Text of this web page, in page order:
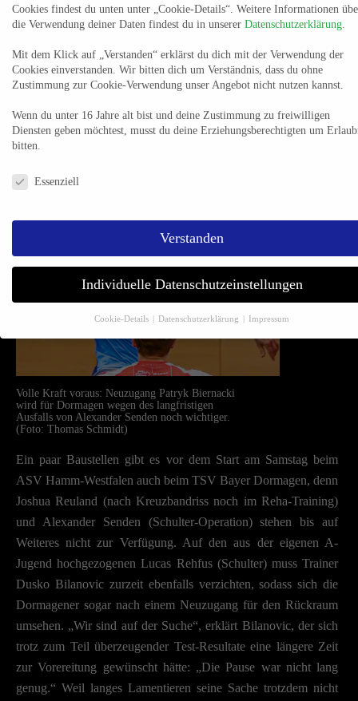
Weil die Essener aber nicht von jetzt auf gleich den zum HC
wichtigen Kreisläufer Tim Zechel voll ersetzen können, muss
TuSEM erst recht über eine geschlossene Teamleistung
ist, macht die Aufgabe nicht einfacher – ohne dass Naji sich
damit lange aufhalten mag: „Wir wollen das tun, was wir
Volle Kraft voraus: Neuzugang Patryk Biernacki
wird für Dormagen wegen des langfristigen
Ausfalls von Alexander Senden noch wichtiger.
(Foto: Thomas Schmidt)
Ein paar Baustellen gibt es vor dem Start am Samstag beim
ASV Hamm-Westfalen auch beim TSV Bayer Dormagen, denn
Joshua Reuland (nach Kreuzbandriss noch im Reha-Training)
und Alexander Senden (Schulter-Operation) stehen bis auf
Weiteres nicht zur Verfügung. Auf den aus der eigenen A-
Jugend hochgezogenen Lucas Rehfus (Schulter) muss Trainer
Dusko Bilanovic zurzeit ebenfalls verzichten, sodass sich die
Dormagener sogar nach einem Neuzugang für den Rückraum
umsehen. „Wir sind auf der Suche“, erklärt Bilanovic, der sich
trotz zum Teil überzeugender Test-Resultate eine längere Zeit
zur Vorereitung gewünscht hätte: „Die Pause war nicht lang
genug.“ Weil langes Lamentieren seine Sache trotzdem nicht
Cookies findest du unten unter „Cookie-Details“. Weitere Informationen
die Verwendung deiner Daten findest du in unserer Datenschutzerklärung.
Mit dem Klick auf „Verstanden“ erklärst du dich mit der Verwendung der
Cookies einverstanden. Wir bitten dich um Verständnis, dass du ohne
Zustimmung zur Cookie-Verwendung unser Angebot nicht nutzen kannst.
Wenn du unter 16 Jahre alt bist und deine Zustimmung zu freiwilligen
Diensten geben möchtest, musst du deine Erziehungsberechtigten um
bitten.
Datenschutzeinstellungen & Nutzungsbedingungen
Essenziell
Verstanden
Individuelle Datenschutzeinstellungen
Cookie-Details Datenschutzerklärung Impressum
Datenschutzeinstellungen
Insbesondere verwenden wir den Dienst „GoogleAnalytics“ der Google
Limited. Hier können personenbezogene Daten verarbeitet werden (z. B. IP-
Adressen). Informationen zu den Funktionen und Anbietern der
Cookies findest du unten unter „Cookie-Details“. Weitere Informationen
die Verwendung deiner Daten findest du in unserer
Mit dem Klick auf „Verstanden“ erklärst du dich mit der Verwendung der
Cookies einverstanden. Wir bitten dich um Verständnis, dass du ohne
Zustimmung zur Cookie-Verwendung unser Angebot nicht nutzen kannst.
Wenn du unter 16 Jahre alt bist und deine Zustimmung zu freiwilligen
Diensten geben möchtest, musst du deine Erziehungsberechtigten um
bitten.
Hier finden Sie eine Übersicht über alle verwendeten Cookies. Sie können
anzeigen lassen und so nur bestimmte Cookies auswählen.
Speichern
Essenziell (2)